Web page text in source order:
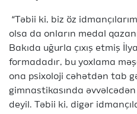
“Təbii ki, biz öz
olsa da onların medal
Bakıda uğurla çıxış etmiş
formadadır, bu yoxlama
ona psixoloji cəhətdən tab
gimnastikasında
deyil. Təbii ki, digər